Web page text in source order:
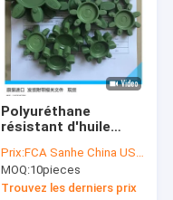
Polyuréthane
résistant d'huile
bonne
représentation du GR
Gs d'élasticité élevée
Prix:FCA Sanhe China USD2.00/piece
MOQ:10pieces
Trouvez les derniers prix